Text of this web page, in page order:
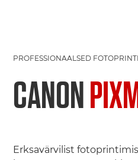
PROFESSIONAALSED
CANON
Erksavärvilist